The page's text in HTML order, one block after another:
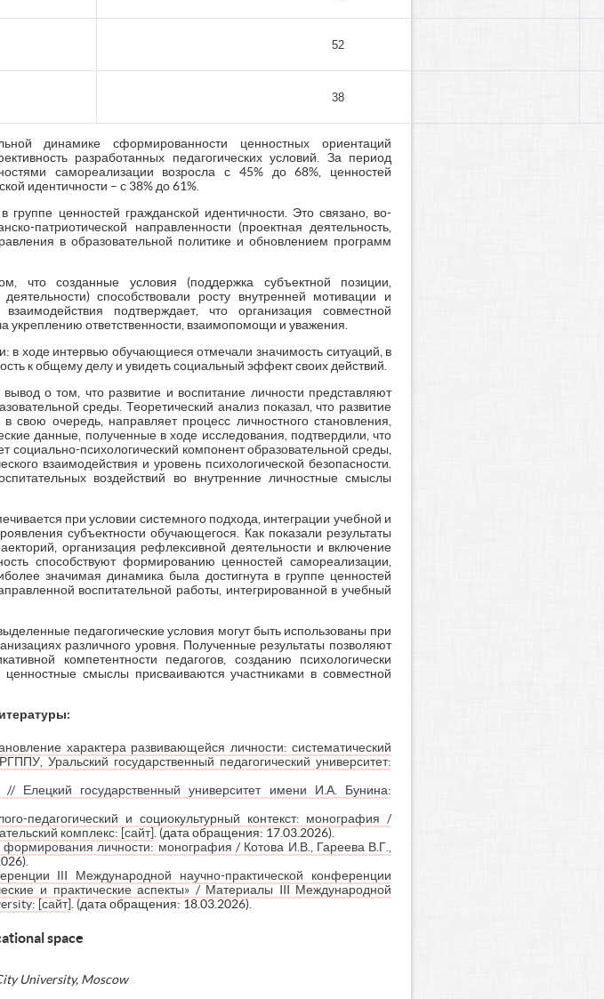
52
38
динамике сформированности ценностных ориентаций
разработанных педагогических условий. За период
самореализации возросла с 45% до 68%, ценностей
идентичности – с 38% до 61%.
ценностей гражданской идентичности. Это связано, во-
патриотической направленности (проектная деятельность,
в образовательной политике и обновлением программ
что созданные условия (поддержка субъектной позиции,
способствовали росту внутренней мотивации и
подтверждает, что организация совместной
укреплению ответственности, взаимопомощи и уважения.
в ходе интервью обучающиеся отмечали значимость ситуаций, в
к общему делу и увидеть социальный эффект своих действий.
о том, что развитие и воспитание личности представляют
среды. Теоретический анализ показал, что развитие
свою очередь, направляет процесс личностного становления,
данные, полученные в ходе исследования, подтвердили, что
психологический компонент образовательной среды,
взаимодействия и уровень психологической безопасности.
воздействий во внутренние личностные смыслы
при условии системного подхода, интеграции учебной и
субъектности обучающегося. Как показали результаты
организация рефлексивной деятельности и включение
способствуют формированию ценностей самореализации,
значимая динамика была достигнута в группе ценностей
воспитательной работы, интегрированной в учебный
педагогические условия могут быть использованы при
различного уровня. Полученные результаты позволяют
компетентности педагогов, созданию психологически
смыслы присваиваются участниками в совместной
характера развивающейся личности: систематический
Уральский государственный педагогический университет:
Елецкий государственный университет имени И.А. Бунина:
педагогический и социокультурный контекст: монография /
комплекс: [сайт]. (дата обращения: 17.03.2026).
личности: монография / Котова И.В., Гареева В.Г.,
ІІI Международной научно-практической конференции
и практические аспекты» / Материалы III Международной
[сайт]. (дата обращения: 18.03.2026).
space
University, Moscow